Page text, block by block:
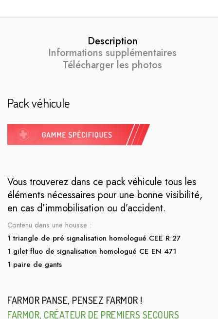
Description
Informations supplémentaires
Télécharger les photos
Pack véhicule
Vous trouverez dans ce pack véhicule tous les
éléments nécessaires pour une bonne visibilité,
en cas d’immobilisation ou d’accident.
Contenu dans une housse :
1 triangle de pré signalisation homologué CEE R 27
1 gilet fluo de signalisation homologué CE EN 471
1 paire de gants
FARMOR PANSE, PENSEZ FARMOR !
FARMOR, CRÉATEUR DE PREMIERS SECOURS